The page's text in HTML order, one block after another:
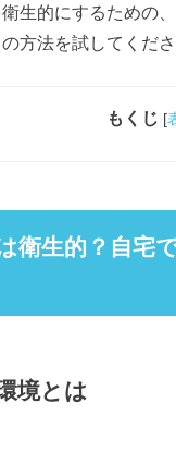
生的にするための
方法を試してくださ
もくじ [
衛生的？自宅
境とは